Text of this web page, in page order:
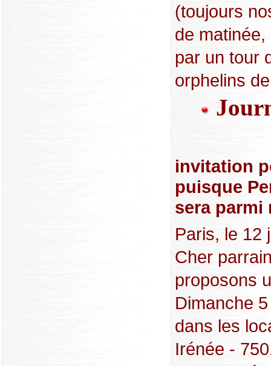
(toujours
de
par un tour
orphelins
invitation
puisque
sera parmi
Paris, le 12
Cher
proposons
Dimanche
dans les
Irénée -